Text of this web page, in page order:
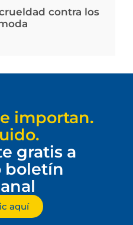
contra los
importan.
gratis a
boletín
aquí